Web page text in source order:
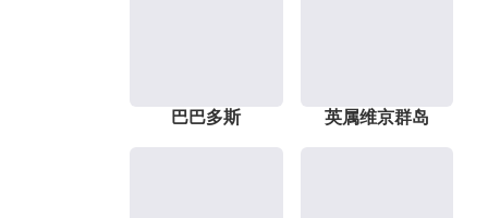
巴巴多斯 英属维京群岛